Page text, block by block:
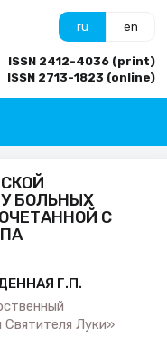
ru en
ISSN 2412-4036 (print)
ISSN 2713-1823 (online)
БОЛЬНЫХ
С
Г.П.
Святителя Луки»